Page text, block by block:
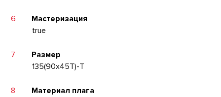
6
Мастеризация
true
7
Размер
135(90x45T)-T
8
Материал плага